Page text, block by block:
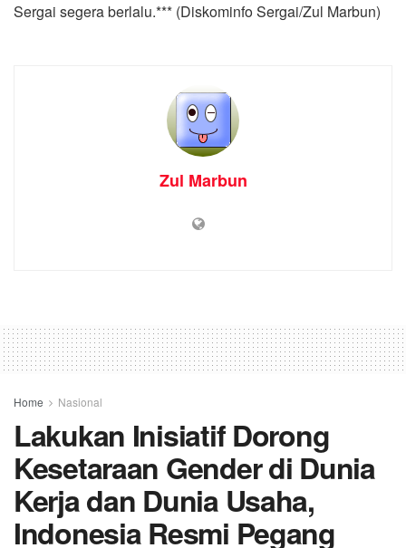
Sergai segera berlalu.*** (Diskominfo Sergai/Zul Marbun)
Zul Marbun
Home Nasional
Lakukan Inisiatif Dorong
Kesetaraan Gender di Dunia
Kerja dan Dunia Usaha,
Indonesia Resmi Pegang